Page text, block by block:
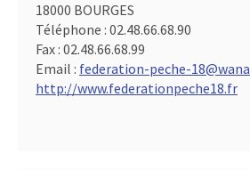
18000 BOURGES
Téléphone : 02.48.66.68.90
Fax : 02.48.66.68.99
Email : federation-peche-
http://www.federationpeche18.fr